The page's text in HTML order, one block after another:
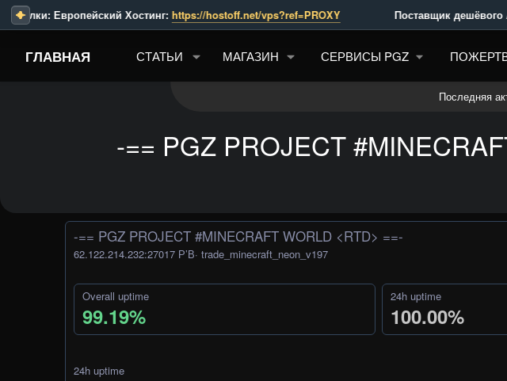
Европейский Хостинг: https://hostoff.net/vps?ref=PROXY Поставщик дешёвого API для
ГЛАВНАЯ СТАТЬИ МАГАЗИН СЕРВИСЫ PGZ
Последняя
-== PGZ PROJECT
-== PGZ PROJECT #MINECRAFT WORLD <RTD> ==-
62.122.214.232:27017 Р’В· trade_minecraft_neon_v197
Overall uptime
99.19%
24h uptime
100.00%
24h uptime